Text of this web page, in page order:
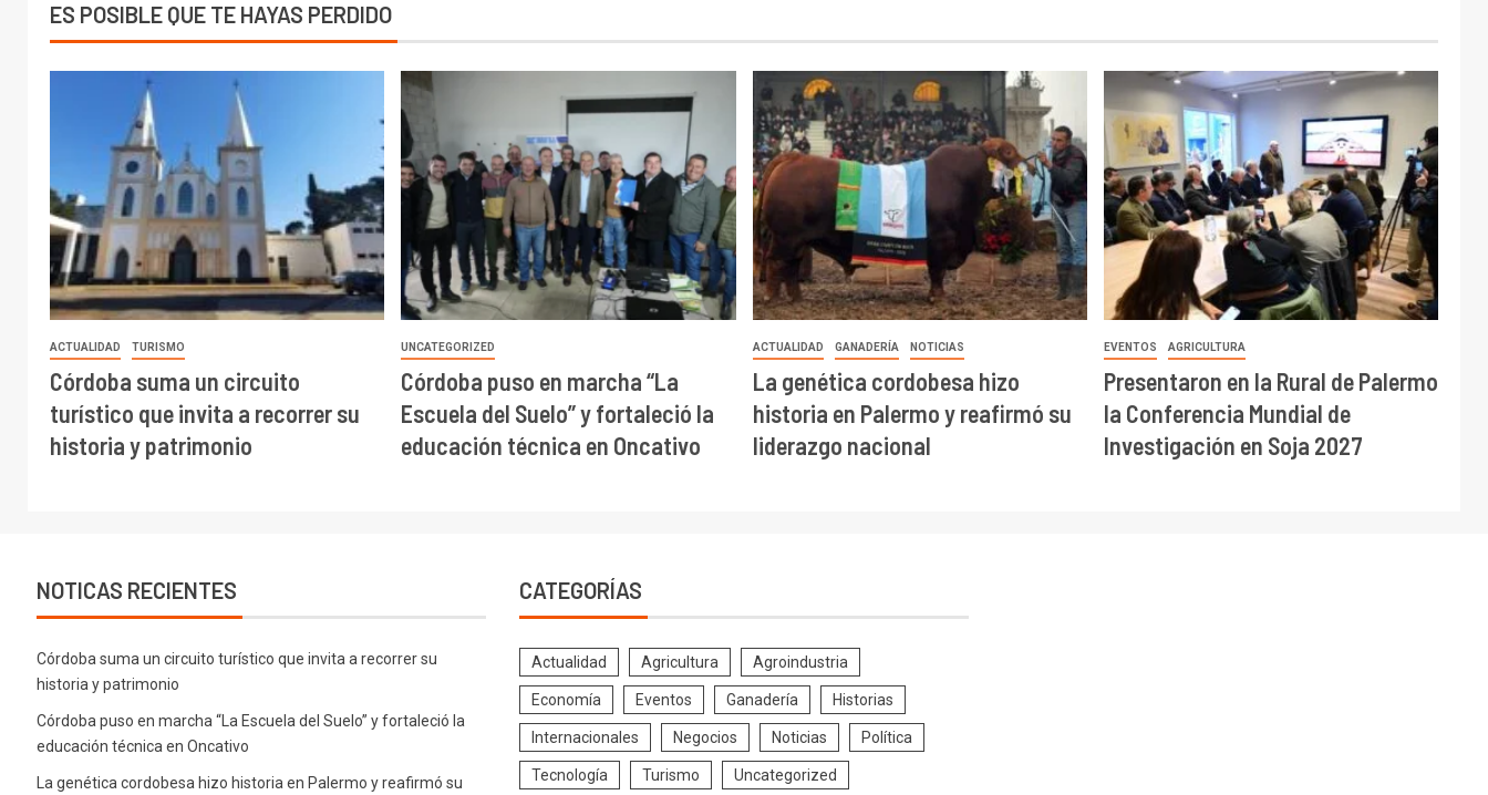
ES POSIBLE QUE TE HAYAS PERDIDO
ACTUALIDAD TURISMO
Córdoba suma un circuito
turístico que invita a recorrer su
historia y patrimonio
UNCATEGORIZED
Córdoba puso en marcha “La
Escuela del Suelo” y fortaleció la
educación técnica en Oncativo
ACTUALIDAD GANADERÍA NOTICIAS
La genética cordobesa hizo
historia en Palermo y reafirmó su
liderazgo nacional
EVENTOS AGRICULTURA
Presentaron en la Rural de Palermo
la Conferencia Mundial de
Investigación en Soja 2027
NOTICAS RECIENTES
Córdoba suma un circuito turístico que invita a recorrer su
historia y patrimonio
Córdoba puso en marcha “La Escuela del Suelo” y fortaleció la
educación técnica en Oncativo
La genética cordobesa hizo historia en Palermo y reafirmó su
CATEGORÍAS
Actualidad Agricultura Agroindustria
Economía Eventos Ganadería Historias
Internacionales Negocios Noticias Política
Tecnología Turismo Uncategorized